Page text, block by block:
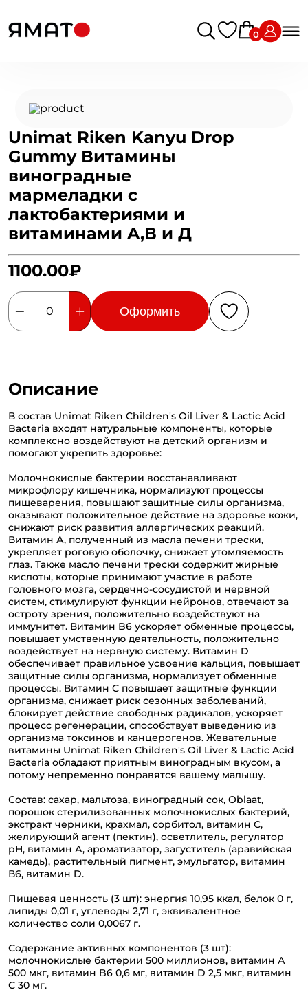
0
Unimat Riken Kanyu Drop
Gummy Витамины
виноградные
мармеладки с
лактобактериями и
витаминами A,В и Д
1100.00₽
0 Оформить
Описание
В состав Unimat Riken Children's Oil Liver & Lactic Acid
Bacteria входят натуральные компоненты, которые
комплексно воздействуют на детский организм и
помогают укрепить здоровье:
Молочнокислые бактерии восстанавливают
микрофлору кишечника, нормализуют процессы
пищеварения, повышают защитные силы организма,
оказывают положительное действие на здоровье кожи,
снижают риск развития аллергических реакций.
Витамин А, полученный из масла печени трески,
укрепляет роговую оболочку, снижает утомляемость
глаз. Также масло печени трески содержит жирные
кислоты, которые принимают участие в работе
головного мозга, сердечно-сосудистой и нервной
систем, стимулируют функции нейронов, отвечают за
остроту зрения, положительно воздействуют на
иммунитет. Витамин B6 ускоряет обменные процессы,
повышает умственную деятельность, положительно
воздействует на нервную систему. Витамин D
обеспечивает правильное усвоение кальция, повышает
защитные силы организма, нормализует обменные
процессы. Витамин С повышает защитные функции
организма, снижает риск сезонных заболеваний,
блокирует действие свободных радикалов, ускоряет
процесс регенерации, способствует выведению из
организма токсинов и канцерогенов. Жевательные
витамины Unimat Riken Children's Oil Liver & Lactic Acid
Bacteria обладают приятным виноградным вкусом, а
потому непременно понравятся вашему малышу.
Состав: сахар, мальтоза, виноградный сок, Oblaat,
порошок стерилизованных молочнокислых бактерий,
экстракт черники, крахмал, сорбитол, витамин С,
желирующий агент (пектин), осветлитель, регулятор
рН, витамин А, ароматизатор, загуститель (аравийская
камедь), растительный пигмент, эмульгатор, витамин
В6, витамин D.
Пищевая ценность (3 шт): энергия 10,95 ккал, белок 0 г,
липиды 0,01 г, углеводы 2,71 г, эквивалентное
количество соли 0,0067 г.
Содержание активных компонентов (3 шт):
молочнокислые бактерии 500 миллионов, витамин А
500 мкг, витамин B6 0,6 мг, витамин D 2,5 мкг, витамин
С 30 мг.